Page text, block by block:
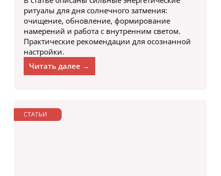
ритуалы для дня солнечного затмения:
очищение, обновление, формирование
намерений и работа с внутренним светом.
Практические рекомендации для осознанной
настройки.
Читать далее →
СТАТЬИ